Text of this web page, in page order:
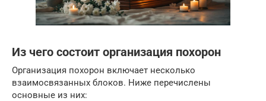
Из чего состоит организация похорон
Организация похорон включает несколько
взаимосвязанных блоков. Ниже перечислены
основные из них: